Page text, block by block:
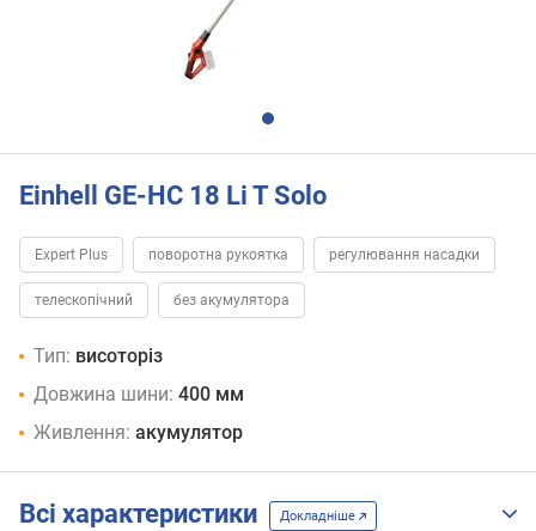
Einhell GE-HC 18 Li T Solo
Expert Plus поворотна рукоятка регулювання насадки
телескопічний без акумулятора
Тип: висоторіз
Довжина шини: 400 мм
Живлення: акумулятор
Всі характеристики Докладніше